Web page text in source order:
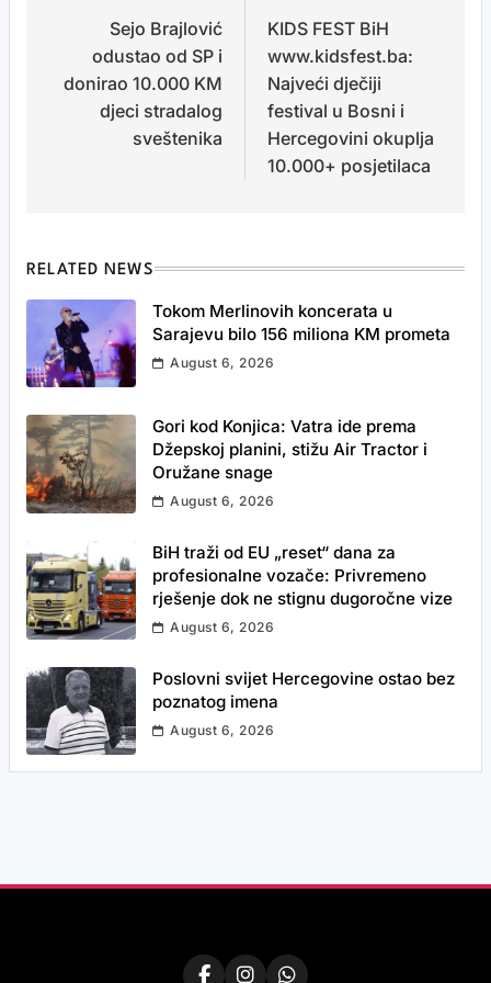
navigation
Sejo Brajlović
odustao od SP i
donirao 10.000 KM
djeci stradalog
sveštenika
KIDS FEST BiH
www.kidsfest.ba:
Najveći dječiji
festival u Bosni i
Hercegovini okuplja
10.000+ posjetilaca
RELATED NEWS
Tokom Merlinovih koncerata u
Sarajevu bilo 156 miliona KM prometa
August 6, 2026
Gori kod Konjica: Vatra ide prema
Džepskoj planini, stižu Air Tractor i
Oružane snage
August 6, 2026
BiH traži od EU „reset“ dana za
profesionalne vozače: Privremeno
rješenje dok ne stignu dugoročne vize
August 6, 2026
Poslovni svijet Hercegovine ostao bez
poznatog imena
August 6, 2026